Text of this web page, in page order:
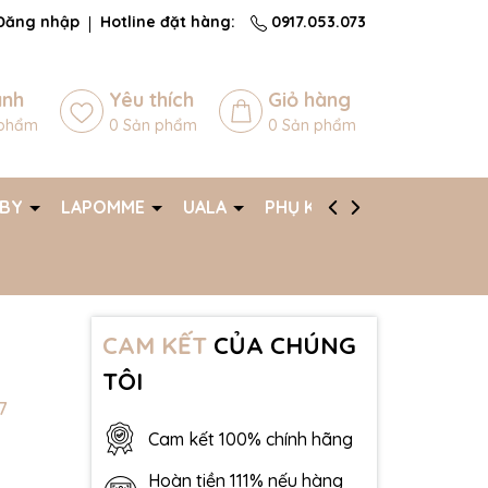
nhập Hotline đặt hàng: 0917.053.073
Yêu thích
0 Sản phẩm
Giỏ hàng
0 Sản phẩm
LAPOMME UALA PHỤ KIỆN
CAM KẾTCỦA CHÚNG
TÔI
Cam kết 100% chính hãng
Hoàn tiền 111% nếu hàng